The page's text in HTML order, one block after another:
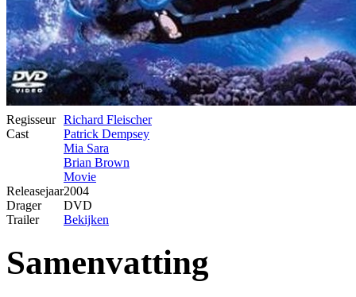
Regisseur Richard Fleischer
Cast
Patrick Dempsey
Mia Sara
Brian Brown
Movie
Releasejaar2004
Drager
DVD
Trailer
Bekijken
Samenvatting